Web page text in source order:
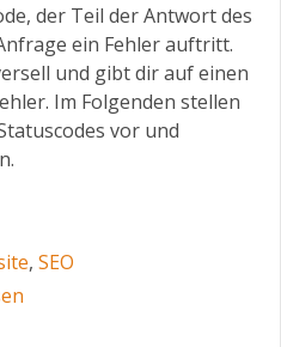
der Teil der Antwort des
ein Fehler auftritt.
und gibt dir auf einen
Im Folgenden stellen
vor und
, SEO